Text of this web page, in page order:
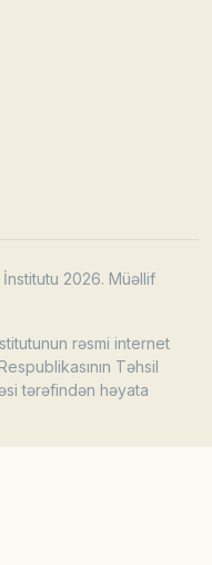
2026. Müəllif
rəsmi internet
Təhsil
tərəfindən həyata